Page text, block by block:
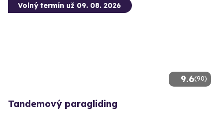
9.6(90)
Volný termín už 09. 08. 2026
Tandemový paragliding